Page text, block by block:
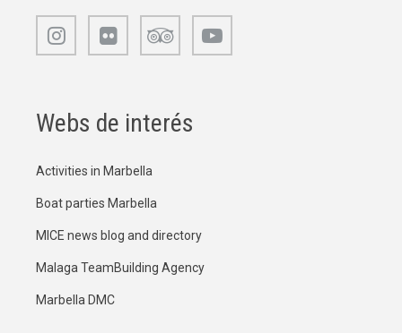
Webs de interés
Activities in Marbella
Boat parties Marbella
MICE news blog and directory
Malaga TeamBuilding Agency
Marbella DMC